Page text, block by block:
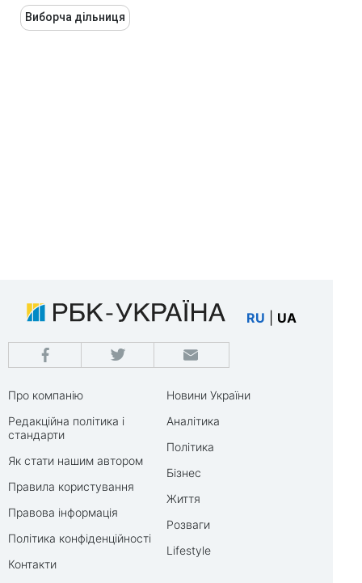
Виборча дільниця
RU UA
Про компанію
Редакційна політика і
стандарти
Як стати нашим автором
Правила користування
Правова інформація
Політика конфіденційності
Контакти
Новини України
Аналітика
Політика
Бізнес
Життя
Розваги
Lifestyle